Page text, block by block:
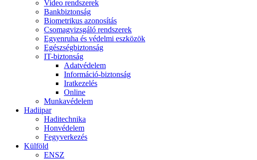
Video rendszerek
Bankbiztonság
Biometrikus azonosítás
Csomagvizsgáló rendszerek
Egyenruha és védelmi eszközök
Egészségbiztonság
IT-biztonság
Adatvédelem
Információ-biztonság
Iratkezelés
Online
Munkavédelem
Hadiipar
Haditechnika
Honvédelem
Fegyverkezés
Külföld
ENSZ